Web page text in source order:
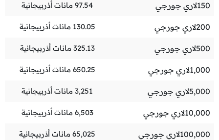
150لاري جورجي 97.54 مانات أذربيجانية
200لاري جورجي 130.05 مانات أذربيجانية
500لاري جورجي 325.13 مانات أذربيجانية
1,000لاري جورجي 650.25 مانات أذربيجانية
5,000لاري جورجي 3,251 مانات أذربيجانية
10,000لاري جورجي 6,503 مانات أذربيجانية
100,000لاري جورجي 65,025 مانات أذربيجانية